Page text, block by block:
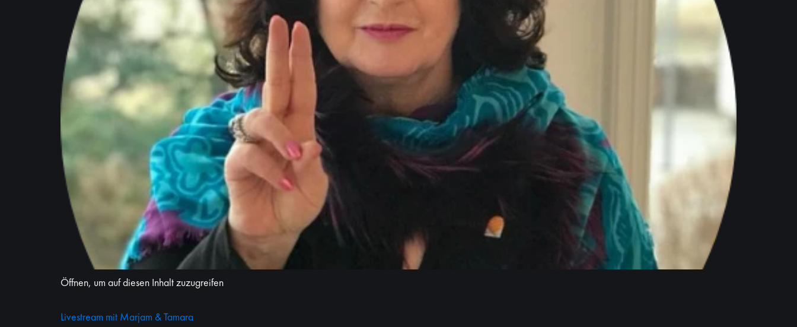
Öffnen, um auf diesen Inhalt zuzugreifen
Livestream mit Marjam & Tamara